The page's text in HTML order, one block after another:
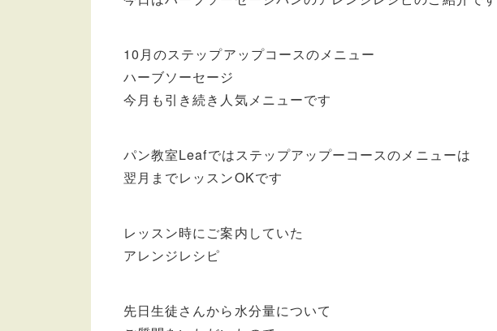
10月のステップアップコースのメニュー
ハーブソーセージ
今月も引き続き人気メニューです
パン教室Leafではステップアップーコースのメニューは
翌月までレッスンOKです
レッスン時にご案内していた
アレンジレシピ
先日生徒さんから水分量について